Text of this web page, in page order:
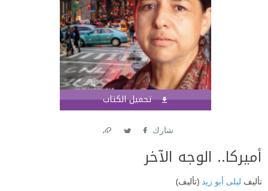
تحميل الكتاب
شارك
أميركا.. الوجه الآخر
تأليف ليلى أبو زيد (تأليف)